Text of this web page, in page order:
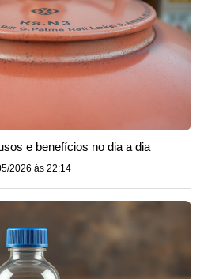
e benefícios no dia a dia
2026 às 22:14